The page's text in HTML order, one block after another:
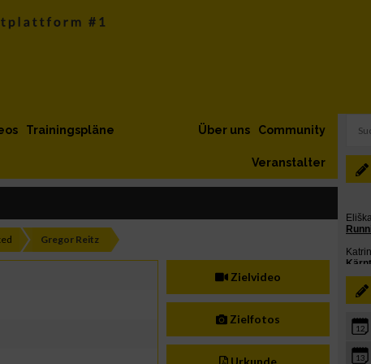
Trainingspläne Community
Über uns
Veranstalter
Gregor Reitz
Zielvideo
Zielfotos
Urkunde
12
13